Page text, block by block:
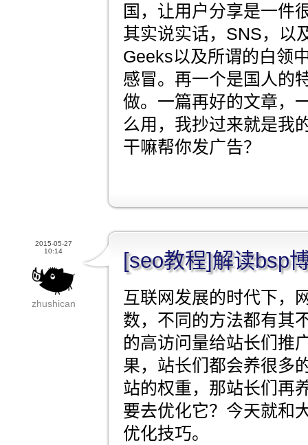
国，让用户分享是一件
其实说实话，SNS，以
Geeks以及所谓的白领
感冒。再一个是国人的
做。一篇再好的文章，
么用，我抄过来就是我
干嘛帮你发广告？
2015-05-27
10:14
zhushican
[seo教程]解读bsp
互联网发展的时代下，
数，不同的方法都有其
的高访问量给站长们推
果，站长们都会养很多
站的权重，那站长们再
要去优化它？今天就和
优化技巧。